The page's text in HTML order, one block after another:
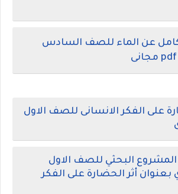
عن الماء للصف السادس
على الفكر الانسانى للصف الاول
البحثي للصف الاول
بعنوان أثر الحضارة على الفكر